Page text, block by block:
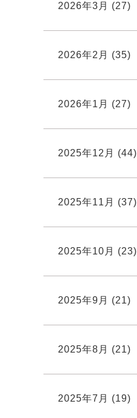
2026年3月 (27)
2026年2月 (35)
2026年1月 (27)
2025年12月 (44)
2025年11月 (37)
2025年10月 (23)
2025年9月 (21)
2025年8月 (21)
2025年7月 (19)